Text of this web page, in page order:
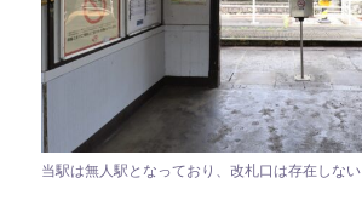
当駅は無人駅となっており、改札口は存在しない